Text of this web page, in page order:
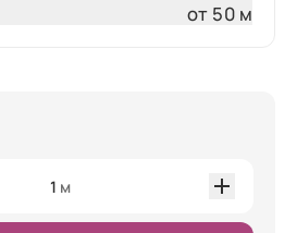
от 50 м
1 м